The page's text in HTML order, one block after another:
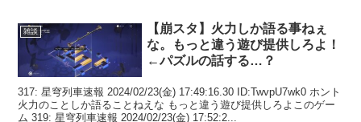
雑談
【崩スタ】火力しか語る事ねぇ
な。もっと違う遊び提供しろよ！
←パズルの話する…？
317: 星穹列車速報 2024/02/23(金) 17:49:16.30 ID:TwvpU7wk0 ホント
火力のことしか語ることねえな もっと違う遊び提供しろよこのゲー
ム 319: 星穹列車速報 2024/02/23(金) 17:52:2...